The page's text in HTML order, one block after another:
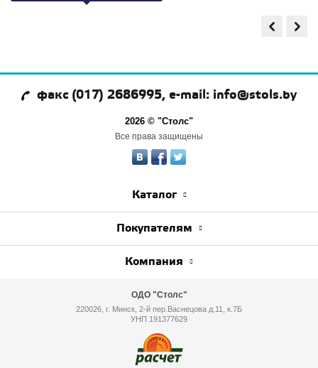
факс (017) 2686995, e-mail: info@stols.by
2026 © "Столс"
Все права защищены
Каталог
Покупателям
Компания
ОДО "Столс"
220026, г. Минск, 2-й пер.Васнецова д.11, к.7Б
УНП 191377629